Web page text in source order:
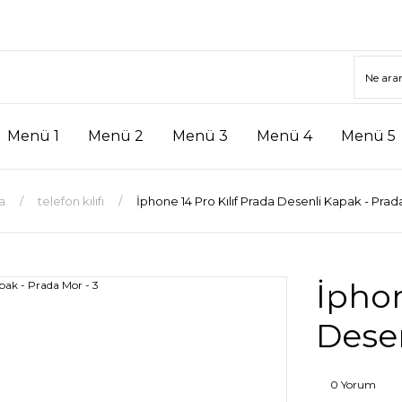
Menü 1 Menü 2 Menü 3 Menü 4 Menü 5
telefon kılıfı İphone 14 Pro Kılıf Prada Desenli Kapak -
0 Yorum